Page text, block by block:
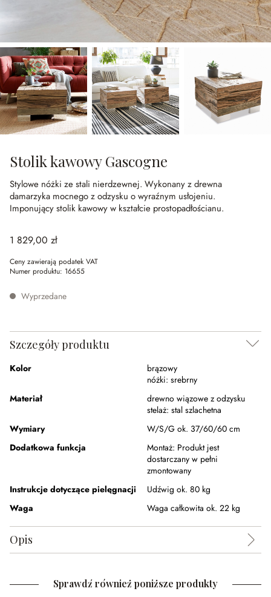
Stolik kawowy Gascogne
Stylowe nóżki ze stali nierdzewnej. Wykonany z drewna
damarzyka mocnego z odzysku o wyraźnym usłojeniu.
Imponujący stolik kawowy w kształcie prostopadłościanu.
1 829,00 zł
Ceny zawierają podatek VAT
Numer produktu: 16655
Wyprzedane
Szczegóły produktu
Kolor
brązowy
nóżki: srebrny
Materiał
drewno wiązowe z odzysku
stelaż: stal szlachetna
Wymiary
W/S/G ok. 37/60/60 cm
Dodatkowa funkcja
Montaż: Produkt jest
dostarczany w pełni
zmontowany
Instrukcje dotyczące pielęgnacji
Udźwig ok. 80 kg
Waga
Waga całkowita ok. 22 kg
Opis
Sprawdź również poniższe produkty